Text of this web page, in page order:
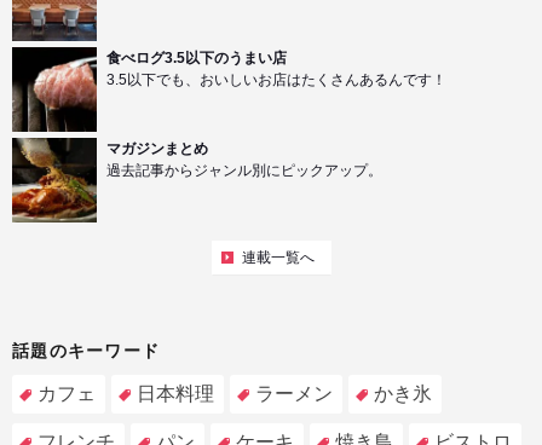
食べログ3.5以下のうまい店
3.5以下でも、おいしいお店はたくさんあるんです！
マガジンまとめ
過去記事からジャンル別にピックアップ。
連載一覧へ
話題のキーワード
カフェ 日本料理 ラーメン かき氷